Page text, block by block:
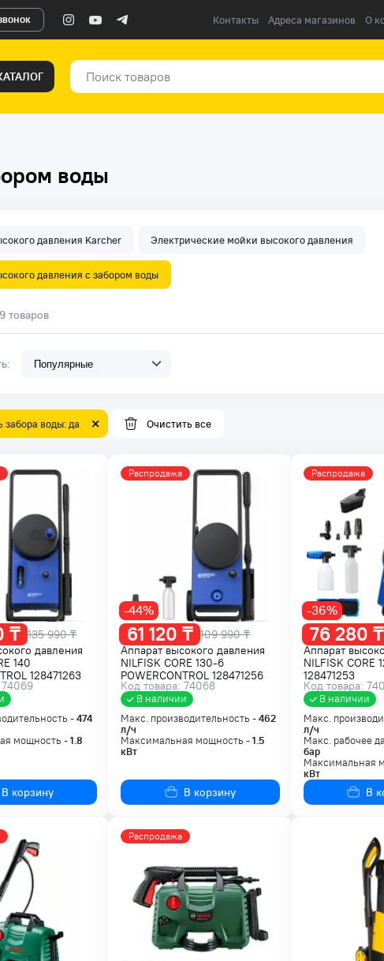
Контакты Адреса магазинов О
воды
давления Karcher Электрические мойки высокого давления
давления с забором воды
товаров
забора воды: да Очистить все
₸ 135 990 ₸
давления
140
128471263
74069
-474
мощность -1.8
В корзину
Распродажа
61 120 ₸ 109 990 ₸
-44%
Аппарат высокого давления
NILFISK CORE 130-6
POWERCONTROL 128471256
Код товара: 74068
В наличии
Макс. производительность -462
л/ч
Максимальная мощность -1.5
кВт
В корзину
Распродажа
76 280 ₸
-36%
Аппарат
NILFISK CORE
128471253
Код товара:
В наличии
Макс.
л/ч
Макс. рабочее
бар
Максимальная
кВт
В
Распродажа